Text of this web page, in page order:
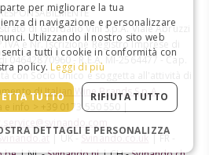
di Giordano Vini S.p.A. Viale Abruzzi
e Nr. Iscrizione Registro Imprese di
- R.E.A. MI-2564477 - Cap.
con Socio Unico e soggetta all'attività di
diItalian Wine Brands S.p.A.
e info > +39 0173 550 550 |
| UK - Svinando.co.uk| FR -
per migliorare la tua
di navigazione e personalizzare
Utilizzando il nostro sito web
a tutti i cookie in conformità con
policy. Leggi di più
TUTTO RIFIUTA TUTTO
DETTAGLI E PERSONALIZZA